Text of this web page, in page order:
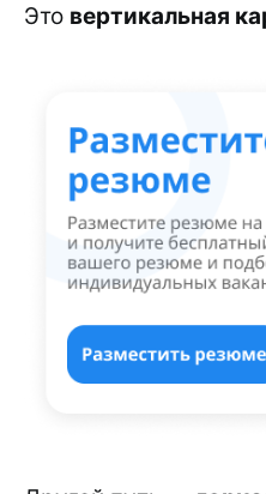
Это вертикальная